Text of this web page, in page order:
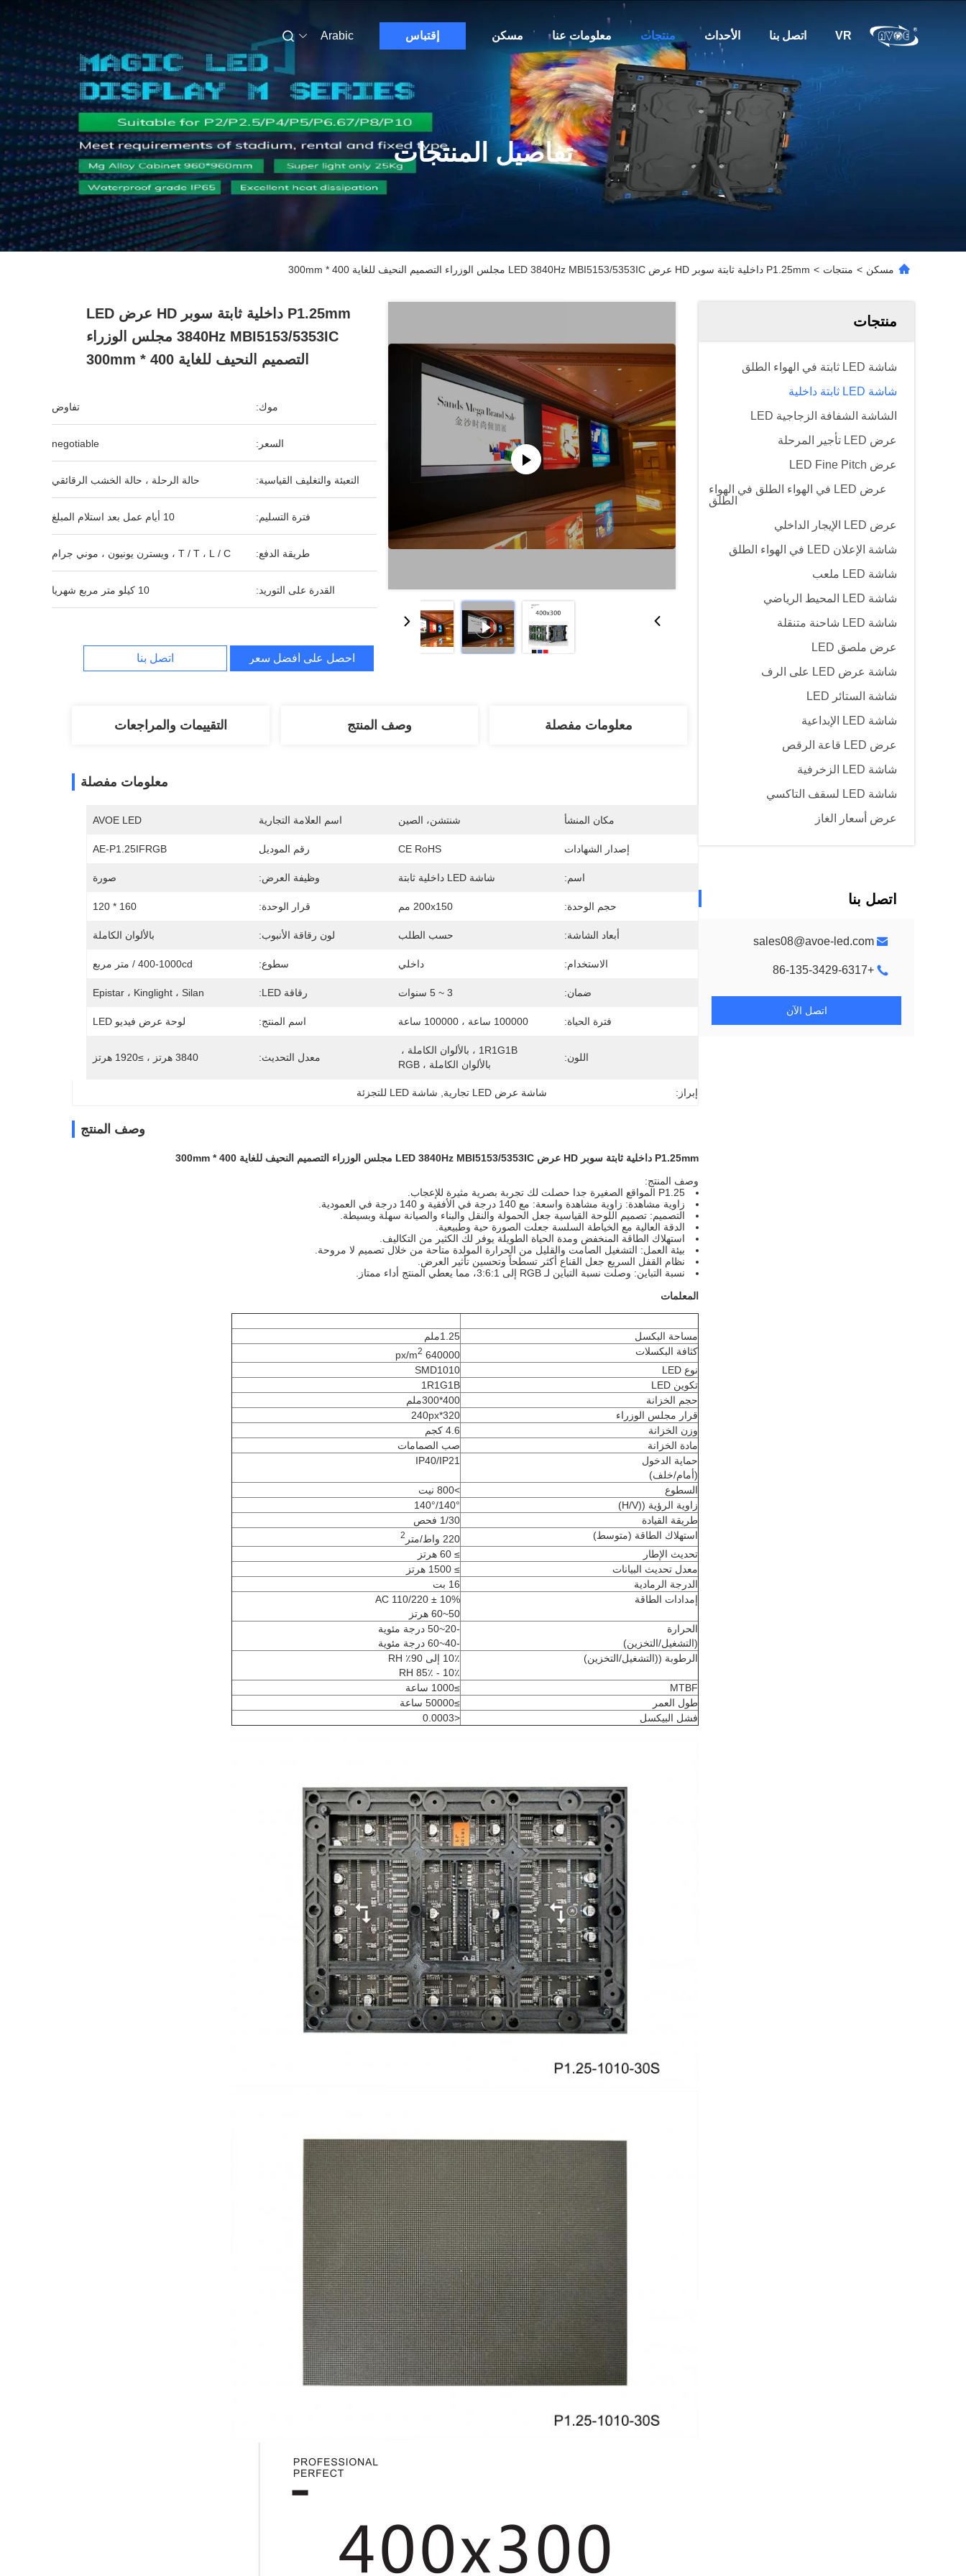
مسكن معلومات عنا منتجات الأحداث اتصل بنا VR إقتباس Arabic
تفاصيل المنتجات
مسكن > منتجات > P1.25mm داخلية ثابتة سوبر HD عرض LED 3840Hz MBI5153/5353IC مجلس الوزراء التصميم النحيف للغاية 400 * 300mm
منتجات
شاشة LED ثابتة في الهواء الطلق
شاشة LED ثابتة داخلية
الشاشة الشفافة الزجاجية LED
عرض LED تأجير المرحلة
عرض LED Fine Pitch
عرض LED في الهواء الطلق في الهواء
الطلق
عرض LED الإيجار الداخلي
شاشة الإعلان LED في الهواء الطلق
شاشة LED ملعب
شاشة LED المحيط الرياضي
شاشة LED شاحنة متنقلة
عرض ملصق LED
شاشة عرض LED على الرف
شاشة الستائر LED
شاشة LED الإبداعية
عرض LED قاعة الرقص
شاشة LED الزخرفية
شاشة LED لسقف التاكسي
عرض أسعار الغاز
اتصل بنا
sales08@avoe-led.com
+86-135-3429-6317
اتصل الآن
P1.25mm داخلية ثابتة سوبر HD عرض LED
3840Hz MBI5153/5353IC مجلس الوزراء
التصميم النحيف للغاية 400 * 300mm
موك: تفاوض
السعر: negotiable
التعبئة والتغليف القياسية: حالة الرحلة ، حالة الخشب الرقائقي
فترة التسليم: 10 أيام عمل بعد استلام المبلغ
طريقة الدفع: T / T ، L / C ، ويسترن يونيون ، موني جرام
القدرة على التوريد: 10 كيلو متر مربع شهريا
احصل على أفضل سعر اتصل بنا
معلومات مفصلة وصف المنتج التقييمات والمراجعات
معلومات مفصلة
مكان المنشأ شنتشن، الصين اسم العلامة التجارية AVOE LED
إصدار الشهادات CE RoHS رقم الموديل AE-P1.25IFRGB
اسم: شاشة LED داخلية ثابتة وظيفة العرض: صورة
حجم الوحدة: 200x150 مم قرار الوحدة: 160 * 120
أبعاد الشاشة: حسب الطلب لون رقاقة الأنبوب: بالألوان الكاملة
الاستخدام: داخلي سطوع: 400-1000cd / متر مربع
ضمان: 3 ~ 5 سنوات رقاقة LED: Epistar ، Kinglight ، Silan
فترة الحياة: 100000 ساعة ، 100000 ساعة اسم المنتج: لوحة عرض فيديو LED
اللون:
بالألوان الكاملة ، RGB
معدل التحديث: 3840 هرتز ، ≥1920 هرتز
إبراز: شاشة عرض LED تجارية شاشة LED للتجزئة
وصف المنتج
P1.25mm داخلية ثابتة سوبر HD عرض LED 3840Hz MBI5153/5353IC مجلس الوزراء التصميم النحيف للغاية 400 * 300mm
وصف المنتج:
P1.25 المواقع الصغيرة جدا حصلت لك تجربة بصرية مثيرة للإعجاب.
زاوية مشاهدة: زاوية مشاهدة واسعة: مع 140 درجة في الأفقية و 140 درجة في العمودية.
التصميم: تصميم اللوحة القياسية جعل الحمولة والنقل والبناء والصيانة سهلة وبسيطة.
الدقة العالية مع الخياطة السلسة جعلت الصورة حية وطبيعية.
استهلاك الطاقة المنخفض ومدة الحياة الطويلة يوفر لك الكثير من التكاليف.
بيئة العمل: التشغيل الصامت والقليل من الحرارة المولدة متاحة من خلال تصميم لا مروحة.
نظام القفل السريع جعل القناع أكثر تسطحاً وتحسين تأثير العرض.
نسبة التباين: وصلت نسبة التباين لـ RGB إلى 3:6:1، مما يعطي المنتج أداء ممتاز.
المعلمات
مساحة البكسل
1.25ملم
كثافة البكسلات
640000 px/m
2
نوع LED
SMD1010
تكوين LED
1R1G1B
حجم الخزانة
400*300ملم
قرار مجلس الوزراء
320*240px
وزن الخزانة
4.6 كجم
مادة الخزانة
صب الصمامات
حماية الدخول
(أمام/خلف)
IP40/IP21
السطوع
>800 نيت
زاوية الرؤية ((H/V)
140°/140°
طريقة القيادة
1/30 فحص
استهلاك الطاقة (متوسط)
220 واط/متر 2
تحديث الإطار
≥ 60 هرتز
معدل تحديث البيانات
≥ 1500 هرتز
الدرجة الرمادية
16 بت
إمدادات الطاقة
AC 110/220 ± 10%
50~60 هرتز
الحرارة
(التشغيل/التخزين)
-20~50 درجة مئوية
-40~60 درجة مئوية
الرطوبة ((التشغيل/التخزين)
10٪ إلى 90٪ RH
10٪ - 85٪ RH
MTBF
≥1000 ساعة
طول العمر
≥50000 ساعة
فشل البيكسل
<0.0003